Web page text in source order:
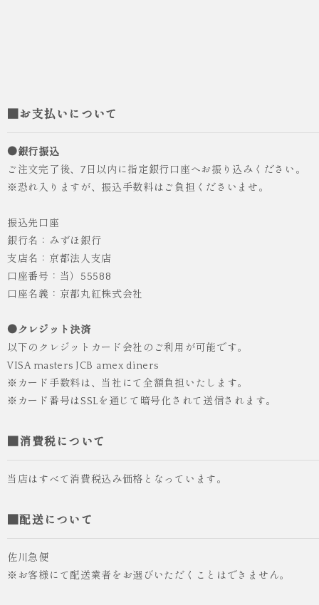
■お支払いについて
●銀行振込
ご注文完了後、7日以内に指定銀行口座へお振り込みください。
※恐れ入りますが、振込手数料はご負担くださいませ。
振込先口座
銀行名：みずほ銀行
支店名：京都法人支店
口座番号：当）55588
口座名義：京都丸紅株式会社
●クレジット決済
以下のクレジットカード会社のご利用が可能です。
VISA masters JCB amex diners
※カード手数料は、当社にて全額負担いたします。
※カード番号はSSLを通じて暗号化されて送信されます。
■消費税について
当店はすべて消費税込み価格となっています。
■配送について
佐川急便
※お客様にて配送業者をお選びいただくことはできません。